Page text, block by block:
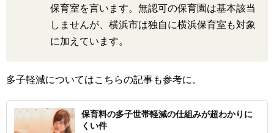
保育室を言います。無認可の保育園は基本該当
しませんが、横浜市は独自に横浜保育室も対象
に加えています。
多子軽減についてはこちらの記事も参考に。
保育料の多子世帯軽減の仕組みが超わかりに
くい件